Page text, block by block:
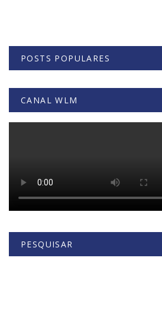
POSTS POPULARES
CANAL WLM
PESQUISAR